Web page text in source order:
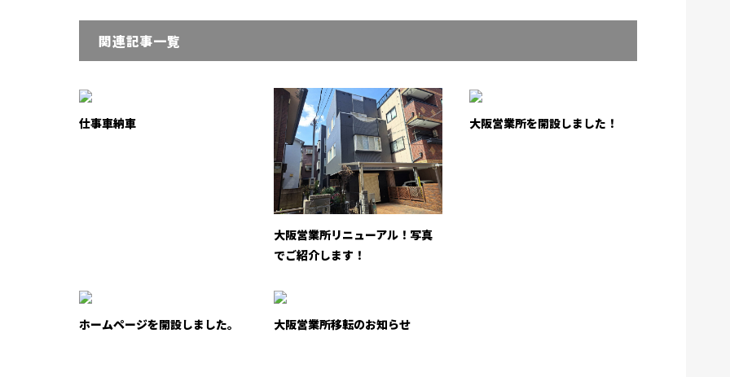
関連記事一覧
仕事車納車
大阪営業所リニューアル！写真
でご紹介します！
大阪営業所を開設しました！
ホームページを開設しました。 大阪営業所移転のお知らせ